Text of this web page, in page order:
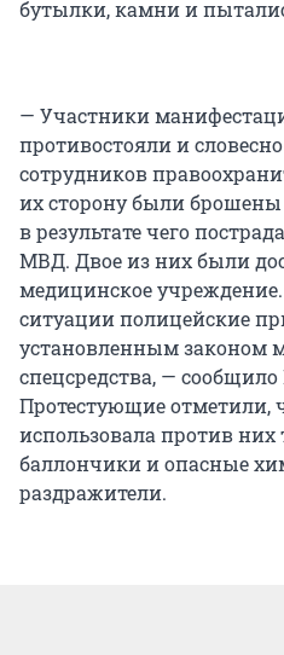
бутылки, камни и
— Участники
противостояли и
сотрудников
их сторону были
в результате чего
МВД. Двое из них были
медицинское
ситуации полицейские
установленным законом
спецсредства, —
Протестующие отметили,
использовала против
баллончики и опасные
раздражители.